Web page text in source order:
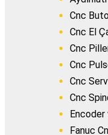
Cnc
Cnc El
Cnc
Cnc
Cnc
Cnc
Encoder
Fanuc